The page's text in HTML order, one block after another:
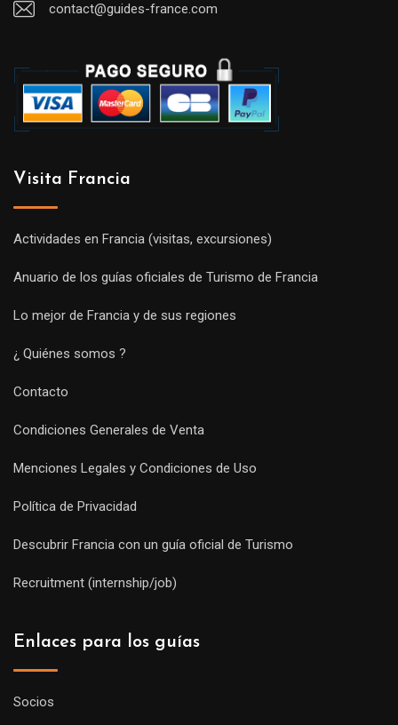
contact@guides-france.com
Visita Francia
Actividades en Francia (visitas, excursiones)
Anuario de los guías oficiales de Turismo de Francia
Lo mejor de Francia y de sus regiones
¿ Quiénes somos ?
Contacto
Condiciones Generales de Venta
Menciones Legales y Condiciones de Uso
Política de Privacidad
Descubrir Francia con un guía oficial de Turismo
Recruitment (internship/job)
Enlaces para los guías
Socios